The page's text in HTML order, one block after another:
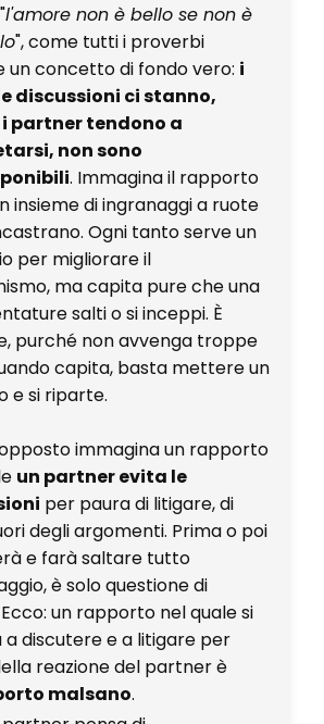
l'amore non è bello se non è
", come tutti i proverbi
un concetto di fondo vero: i
discussioni ci stanno,
i partner tendono a
non sono
. Immagina il rapporto
insieme di ingranaggi a ruote
Ogni tanto serve un
per migliorare il
ma capita pure che una
salti o si inceppi. È
purché non avvenga troppe
capita, basta mettere un
e si riparte.
immagina un rapporto
un partner evita le
per paura di litigare, di
degli argomenti. Prima o poi
e farà saltare tutto
è solo questione di
un rapporto nel quale si
a discutere e a litigare per
reazione del partner è
malsano.